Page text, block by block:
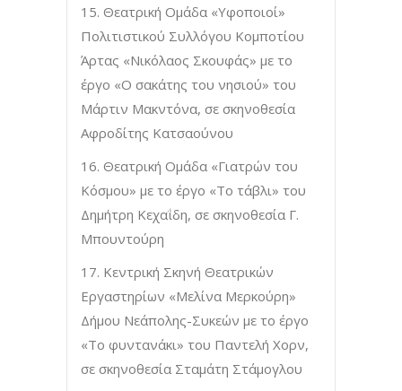
15. Θεατρική Ομάδα «Υφοποιοί»
Πολιτιστικού Συλλόγου Κομποτίου
Άρτας «Νικόλαος Σκουφάς» με το
έργο «Ο σακάτης του νησιού» του
Μάρτιν Μακντόνα, σε σκηνοθεσία
Αφροδίτης Κατσαούνου
16. Θεατρική Ομάδα «Γιατρών του
Κόσμου» με το έργο «Το τάβλι» του
Δημήτρη Κεχαΐδη, σε σκηνοθεσία Γ.
Μπουντούρη
17. Κεντρική Σκηνή Θεατρικών
Εργαστηρίων «Μελίνα Μερκούρη»
Δήμου Νεάπολης-Συκεών με το έργο
«Το φυντανάκι» του Παντελή Χορν,
σε σκηνοθεσία Σταμάτη Στάμογλου